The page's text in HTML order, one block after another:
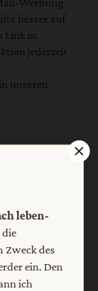
Werbung
besser auf
Link in
jederzeit
unseren
leben-
Zweck des
ein. Den
ich